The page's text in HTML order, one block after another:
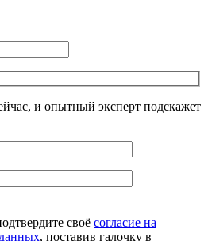
и опытный эксперт подскажет
своё согласие на
, поставив галочку в